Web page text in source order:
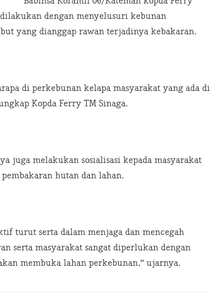
dengan menyelusuri kebunan
yang dianggap rawan terjadinya kebakaran.
di perkebunan kelapa masyarakat yang ada di
Kopda Ferry TM Sinaga.
juga melakukan sosialisasi kepada masyarakat
hutan dan lahan.
turut serta dalam menjaga dan mencegah
serta masyarakat sangat diperlukan dengan
membuka lahan perkebunan,” ujarnya.